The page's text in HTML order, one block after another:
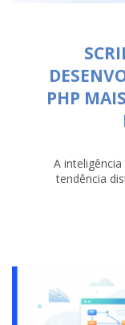
PHP
A
tendência